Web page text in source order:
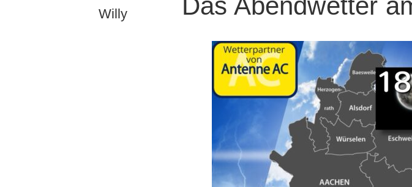
Willy Das Abendwetter